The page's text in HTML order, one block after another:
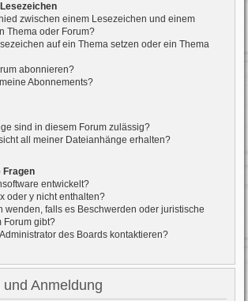
zwischen einem Lesezeichen und einem
Thema oder Forum?
auf ein Thema setzen oder ein Thema
abonnieren?
Abonnements?
sind in diesem Forum zulässig?
all meiner Dateianhänge erhalten?
Fragen
entwickelt?
oder y nicht enthalten?
wenden, falls es Beschwerden oder juristische
Forum gibt?
des Boards kontaktieren?
Anmeldung